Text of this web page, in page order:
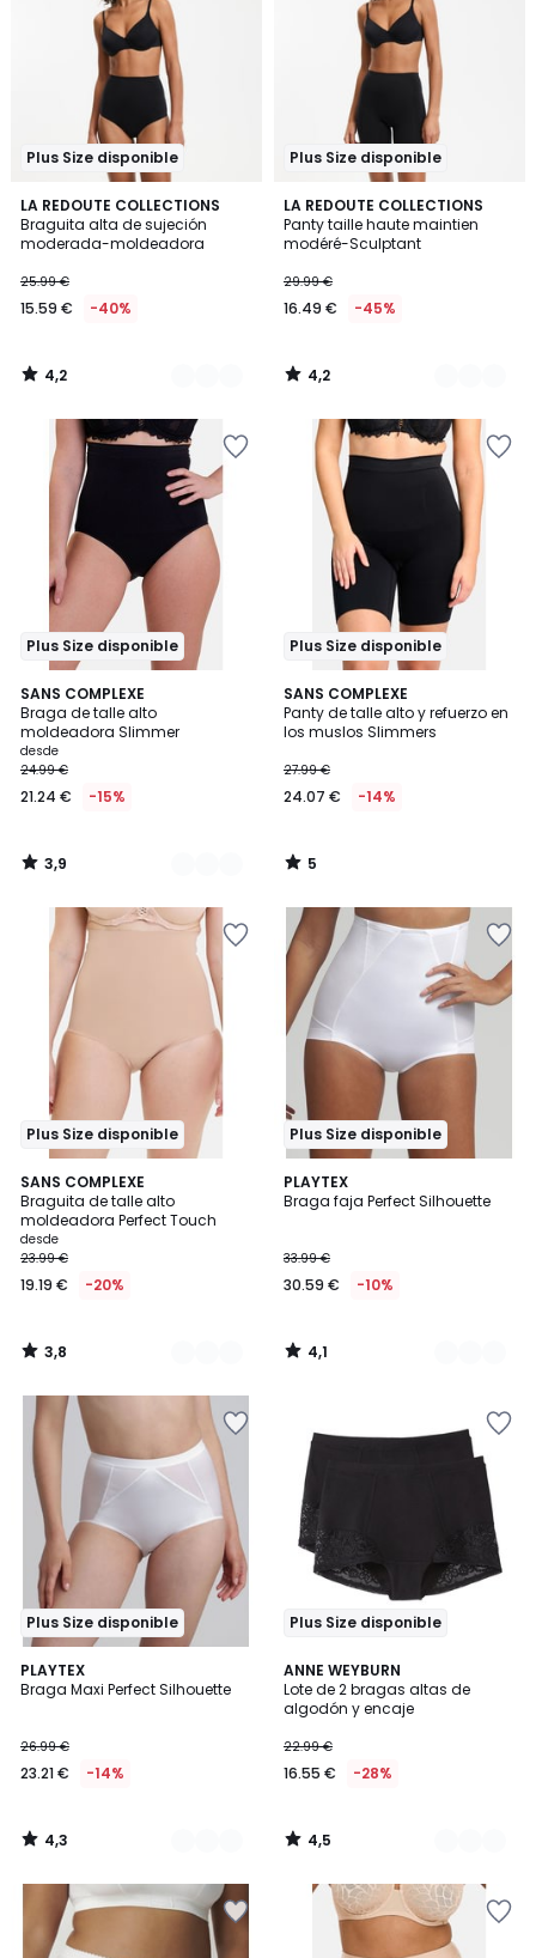
Plus Size disponible
LA REDOUTE COLLECTIONS
Braguita alta de sujeción
moderada-moldeadora
25.99 €
15.59 € -40%
4,2
/ 5
2
Colores
4,2
/
Plus Size disponible
LA REDOUTE COLLECTIONS
Panty taille haute maintien
modéré-Sculptant
29.99 €
16.49 € -45%
4,2
/ 5
2
Colores
4,2
/
Plus Size disponible
SANS COMPLEXE
Braga de talle alto
moldeadora Slimmer
desde
24.99 €
21.24 € -15%
3,9
/ 5
2
Colores
3,9
/
Plus Size disponible
SANS COMPLEXE
Panty de talle alto y refuerzo en
los muslos Slimmers
27.99 €
24.07 € -14%
5
/
5
5
/
Plus Size disponible
SANS COMPLEXE
Braguita de talle alto
moldeadora Perfect Touch
desde
23.99 €
19.19 € -20%
3,8
/ 5
2
Colores
3,8
/
Plus Size disponible
PLAYTEX
Braga faja Perfect Silhouette
33.99 €
30.59 € -10%
4,1
/ 5
3
Colores
4,1
/
Plus Size disponible
PLAYTEX
Braga Maxi Perfect Silhouette
26.99 €
23.21 € -14%
4,3
/ 5
2
Colores
4,3
/
Plus Size disponible
ANNE WEYBURN
Lote de 2 bragas altas de
algodón y encaje
22.99 €
16.55 € -28%
4,5
/ 5
2
Colores
4,5
/